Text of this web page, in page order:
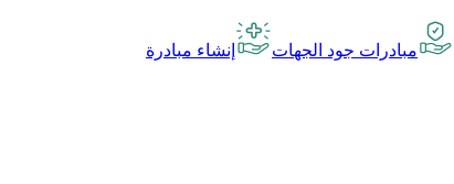
مبادرات جود الجهات إنشاء مبادرة